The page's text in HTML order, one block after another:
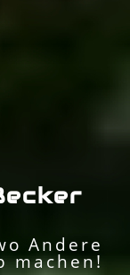
ecker
Andere
machen!